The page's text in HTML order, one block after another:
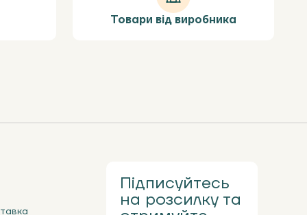
Товари від виробника
Підписуйтесь
на розсилку та